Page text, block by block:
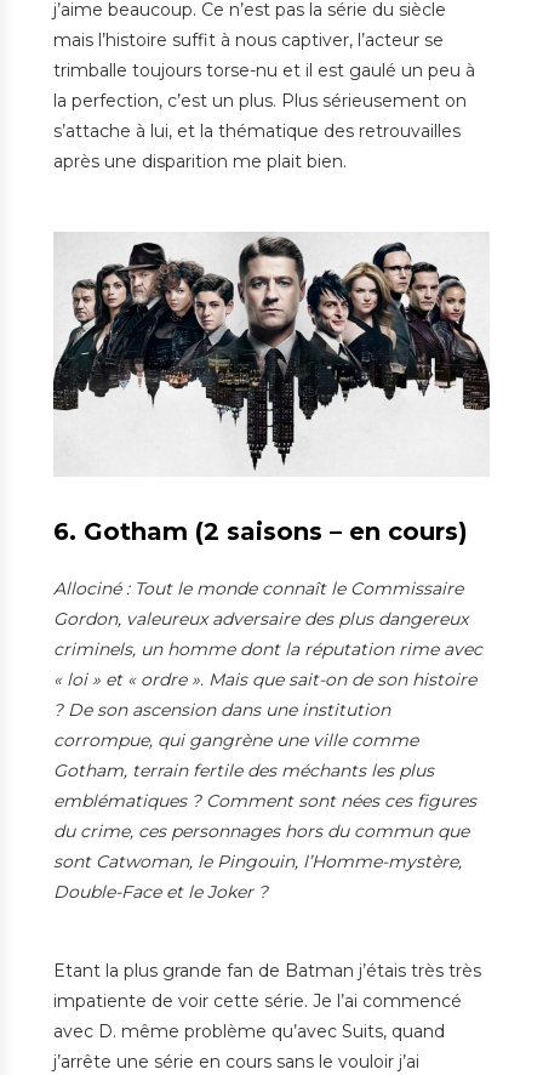
j’aime beaucoup. Ce n’est pas la série du siècle
mais l’histoire suffit à nous captiver, l’acteur se
trimballe toujours torse-nu et il est gaulé un peu à
la perfection, c’est un plus. Plus sérieusement on
s’attache à lui, et la thématique des retrouvailles
après une disparition me plait bien.
6. Gotham (2 saisons – en cours)
Allociné : Tout le monde connaît le Commissaire
Gordon, valeureux adversaire des plus dangereux
criminels, un homme dont la réputation rime avec
« loi » et « ordre ». Mais que sait-on de son histoire
? De son ascension dans une institution
corrompue, qui gangrène une ville comme
Gotham, terrain fertile des méchants les plus
emblématiques ? Comment sont nées ces figures
du crime, ces personnages hors du commun que
sont Catwoman, le Pingouin, l’Homme-mystère,
Double-Face et le Joker ?
Etant la plus grande fan de Batman j’étais très très
impatiente de voir cette série. Je l’ai commencé
avec D. même problème qu’avec Suits, quand
j’arrête une série en cours sans le vouloir j’ai